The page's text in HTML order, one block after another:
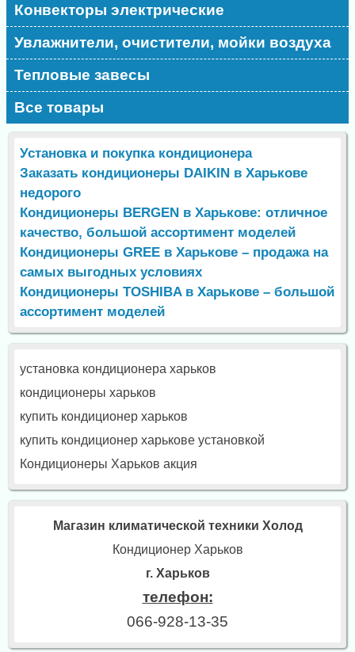
Конвекторы электрические
Увлажнители, очистители, мойки воздуха
Тепловые завесы
Все товары
Установка и покупка кондиционера
Заказать кондиционеры DAIKIN в Харькове
недорого
Кондиционеры BERGEN в Харькове: отличное
качество, большой ассортимент моделей
Кондиционеры GREE в Харькове – продажа на
самых выгодных условиях
Кондиционеры TOSHIBA в Харькове – большой
ассортимент моделей
установка кондиционера харьков
кондиционеры харьков
купить кондиционер харьков
купить кондиционер харькове установкой
Кондиционеры Харьков акция
Магазин климатической техники Холод
Кондиционер Харьков
г. Харьков
телефон:
066-928-13-35